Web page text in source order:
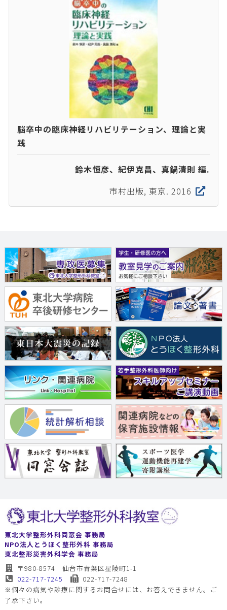
脳卒中の臨床神経リハビリテーション、理論と実
践
鈴木恒彦、紀伊克昌、真鍋清則 編.
市村出版, 東京. 2016
東北大学整形外科同窓会 事務局
NPO法人とうほく整形外科 事務局
東北整形災害外科学会 事務局
〒980-8574 仙台市青葉区星陵町1-1
022-717-7245
022-717-7248
※個々の病気や診療に関するお問合せには、お答えできません。ご
了承下さい。